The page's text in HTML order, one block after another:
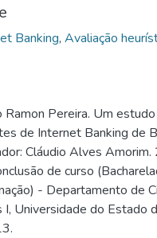
à usabilidade de sua
e a Análise de Critérios
de verificação. Com
das mesmas.
Banking, Avaliação
Ramon Pereira. Um
de Internet Banking de
Cláudio Alves
de curso
- Departamento de
I, Universidade do Estado